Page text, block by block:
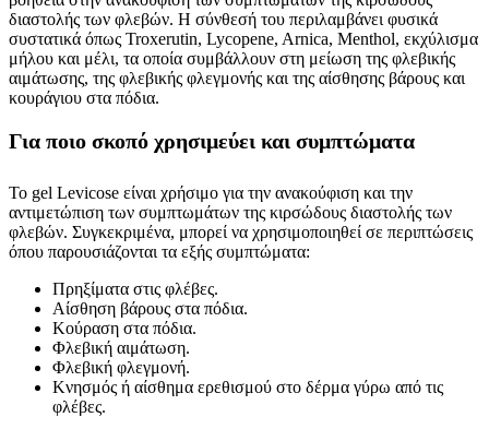
διαστολής των φλεβών. Η σύνθεσή του περιλαμβάνει φυσικά
συστατικά όπως Troxerutin, Lycopene, Arnica, Menthol, εκχύλισμα
μήλου και μέλι, τα οποία συμβάλλουν στη μείωση της φλεβικής
αιμάτωσης, της φλεβικής φλεγμονής και της αίσθησης βάρους και
κουράγιου στα πόδια.
Για ποιο σκοπό χρησιμεύει και συμπτώματα
Το gel Levicose είναι χρήσιμο για την ανακούφιση και την
αντιμετώπιση των συμπτωμάτων της κιρσώδους διαστολής των
φλεβών. Συγκεκριμένα, μπορεί να χρησιμοποιηθεί σε περιπτώσεις
όπου παρουσιάζονται τα εξής συμπτώματα:
Πρηξίματα στις φλέβες.
Αίσθηση βάρους στα πόδια.
Κούραση στα πόδια.
Φλεβική αιμάτωση.
Φλεβική φλεγμονή.
Κνησμός ή αίσθημα ερεθισμού στο δέρμα γύρω από τις
φλέβες.